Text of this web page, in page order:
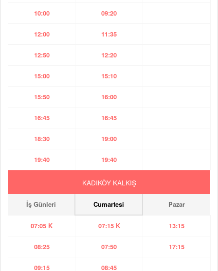
10:00 09:20
12:00 11:35
12:50 12:20
15:00 15:10
15:50 16:00
16:45 16:45
18:30 19:00
19:40 19:40
KADIKÖY KALKIŞ
İş Günleri Cumartesi Pazar
07:05 K 07:15 K 13:15
08:25 07:50 17:15
09:15 08:45